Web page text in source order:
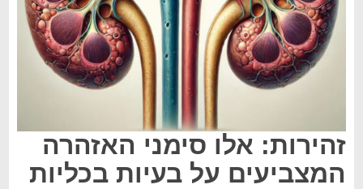
זהירות: אלו סימני האזהרה
המצביעים על בעיות בכליות